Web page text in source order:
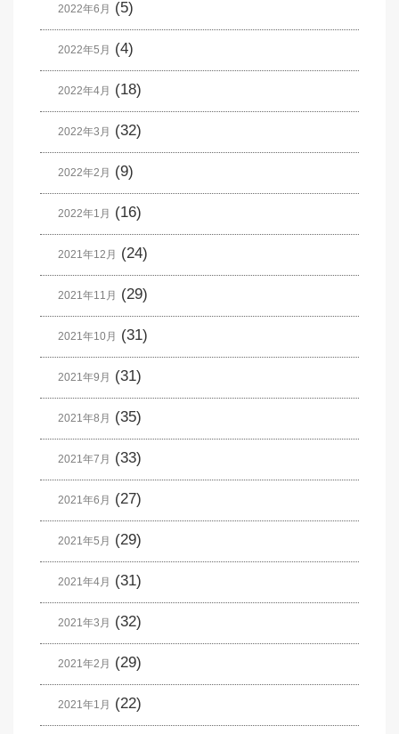
2022年6月 (5)
2022年5月 (4)
2022年4月 (18)
2022年3月 (32)
2022年2月 (9)
2022年1月 (16)
2021年12月 (24)
2021年11月 (29)
2021年10月 (31)
2021年9月 (31)
2021年8月 (35)
2021年7月 (33)
2021年6月 (27)
2021年5月 (29)
2021年4月 (31)
2021年3月 (32)
2021年2月 (29)
2021年1月 (22)